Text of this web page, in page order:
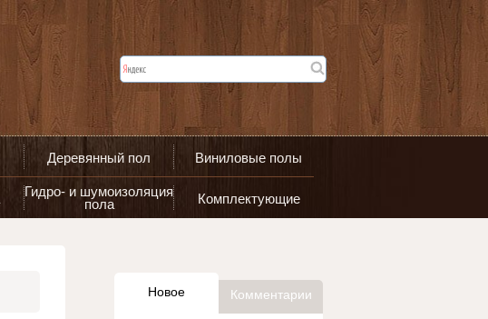
Деревянный пол Виниловые полы
Гидро- и шумоизоляция
пола
Комплектующие
Новое Комментарии